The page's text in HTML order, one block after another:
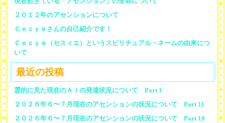
２０１２年のアセンションについて
Ｃｅｃｙｅさんの自己紹介です！
Ｃｅｃｙｅ（セスィエ）というスピリチュアル・ネームの由来につ
いて
最近の投稿
霊的に見た現在のＡＩの発達状況について Part 1
２０２６年６〜７月現在のアセンションの状況について Part 11
２０２６年６〜７月現在のアセンションの状況について Part 10